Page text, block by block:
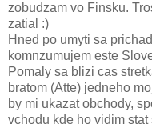
zobudzam vo Finsku.
zatial :)
Hned po umyti sa
komnzumujem este
Pomaly sa blizi cas
bratom (Atte) jedneho
by mi ukazat obchody,
vchodu kde ho vidim